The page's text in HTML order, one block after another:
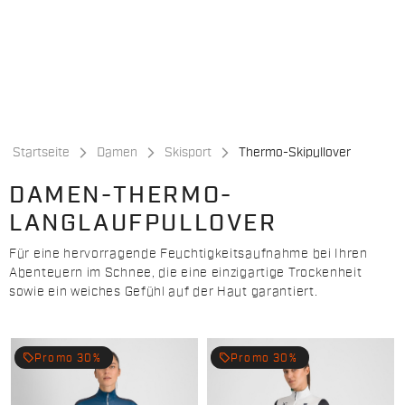
Startseite Damen Skisport Thermo-Skipullover
DAMEN-THERMO-
LANGLAUFPULLOVER
Für eine hervorragende Feuchtigkeitsaufnahme bei Ihren
Abenteuern im Schnee, die eine einzigartige Trockenheit
sowie ein weiches Gefühl auf der Haut garantiert.
local_offer Promo 30% local_offer Promo 30%